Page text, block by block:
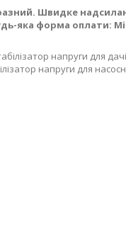
Швидке
яка форма оплати:
напруги для
напруги для